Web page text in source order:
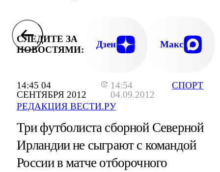
14:45 04
СЕНТЯБРЯ 2012
14:54
04.09.2012
РЕДАКЦИЯ ВЕСТИ.РУ
СПОРТ
СЛЕДИТЕ ЗА
НОВОСТЯМИ:
Дзен Макс
Три футболиста сборной Северной
Ирландии не сыграют с командой
России в матче отборочного